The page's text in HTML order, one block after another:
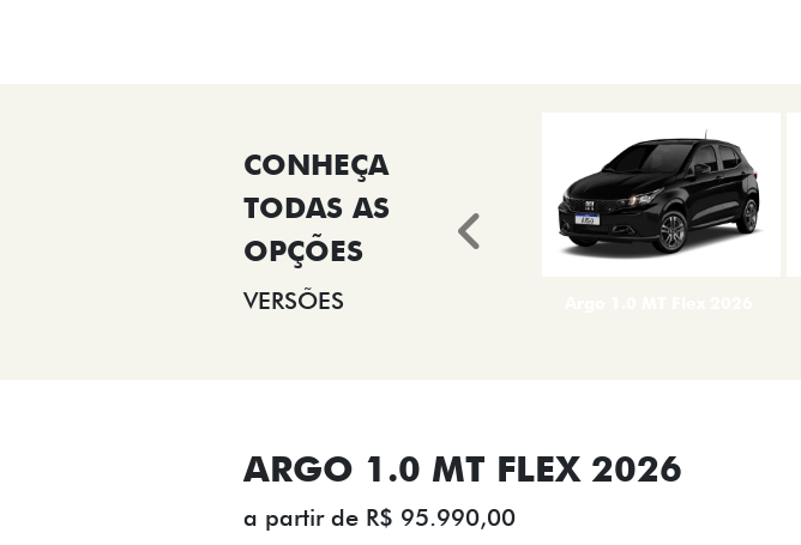
VERSÕES
Anterior
ARGO 1.0 MT FLEX 2026
a partir de R$ 95.990,00